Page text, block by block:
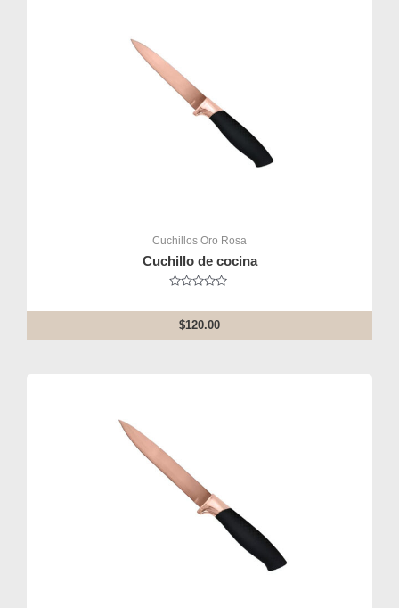
Cuchillos Oro Rosa
Cuchillo de cocina
out
of
5
$120.00